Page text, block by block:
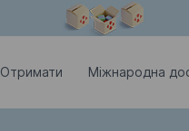
Отримати Міжнародна